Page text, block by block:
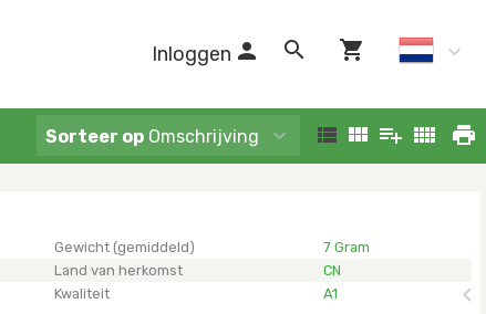
Inloggen
Sorteer op Omschrijving
Gewicht (gemiddeld)
7 Gram
Land van herkomst
CN
Kwaliteit A1